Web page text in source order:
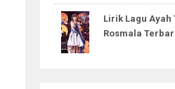
Lirik Lagu Ayah
Rosmala